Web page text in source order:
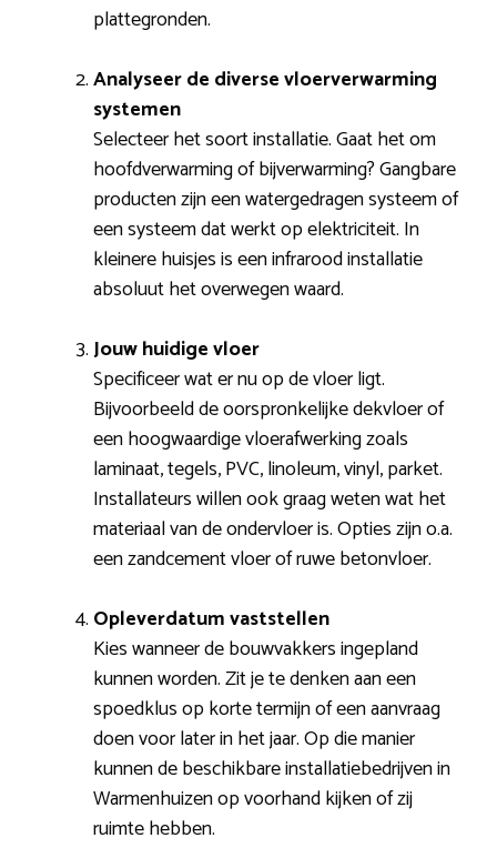
plattegronden.
Analyseer de diverse vloerverwarming
systemen
Selecteer het soort installatie. Gaat het om
hoofdverwarming of bijverwarming? Gangbare
producten zijn een watergedragen systeem of
een systeem dat werkt op elektriciteit. In
kleinere huisjes is een infrarood installatie
absoluut het overwegen waard.
Jouw huidige vloer
Specificeer wat er nu op de vloer ligt.
Bijvoorbeeld de oorspronkelijke dekvloer of
een hoogwaardige vloerafwerking zoals
laminaat, tegels, PVC, linoleum, vinyl, parket.
Installateurs willen ook graag weten wat het
materiaal van de ondervloer is. Opties zijn o.a.
een zandcement vloer of ruwe betonvloer.
Opleverdatum vaststellen
Kies wanneer de bouwvakkers ingepland
kunnen worden. Zit je te denken aan een
spoedklus op korte termijn of een aanvraag
doen voor later in het jaar. Op die manier
kunnen de beschikbare installatiebedrijven in
Warmenhuizen op voorhand kijken of zij
ruimte hebben.